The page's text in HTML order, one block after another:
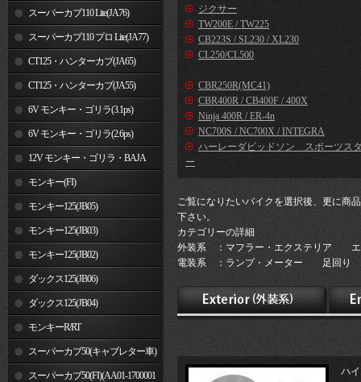
スーパーカブ110 Lite(JA76)
スーパーカブ110 プロ Lite(JA77)
CT125・ハンターカブ(JA65)
CT125・ハンターカブ(JA55)
6V モンキー・ゴリラ(3.1ps)
6V モンキー・ゴリラ(2.6ps)
12V モンキー・ゴリラ・BAJA
モンキー(FI)
モンキー125(JB05)
モンキー125(JB03)
モンキー125(JB02)
ダックス125(JB06)
ダックス125(JB04)
モンキーR/RT
スーパーカブ50(キャブレター車)
スーパーカブ50(FI)(AA01-1700001
ジクサー
TW200E / TW225
CB223S / SL230 / XL230
CL250/CL500
CBR250R(MC41)
CBR400R / CB400F / 400X
Ninja 400R / ER-4n
NC700S / NC700X / INTEGRA
ハーレーダビッドソン スポーツス
ー
ご覧になりたいバイクを選択後、更に商
下さい。
カテゴリーの詳細
外装系 ：マフラー・エクステリア エ
電装系 ：ランプ・メーター 足回り
ハ